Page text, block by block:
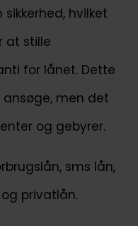
hvilket
at stille
for lånet. Dette
men det
og gebyrer.
sms lån,
og privatlån.